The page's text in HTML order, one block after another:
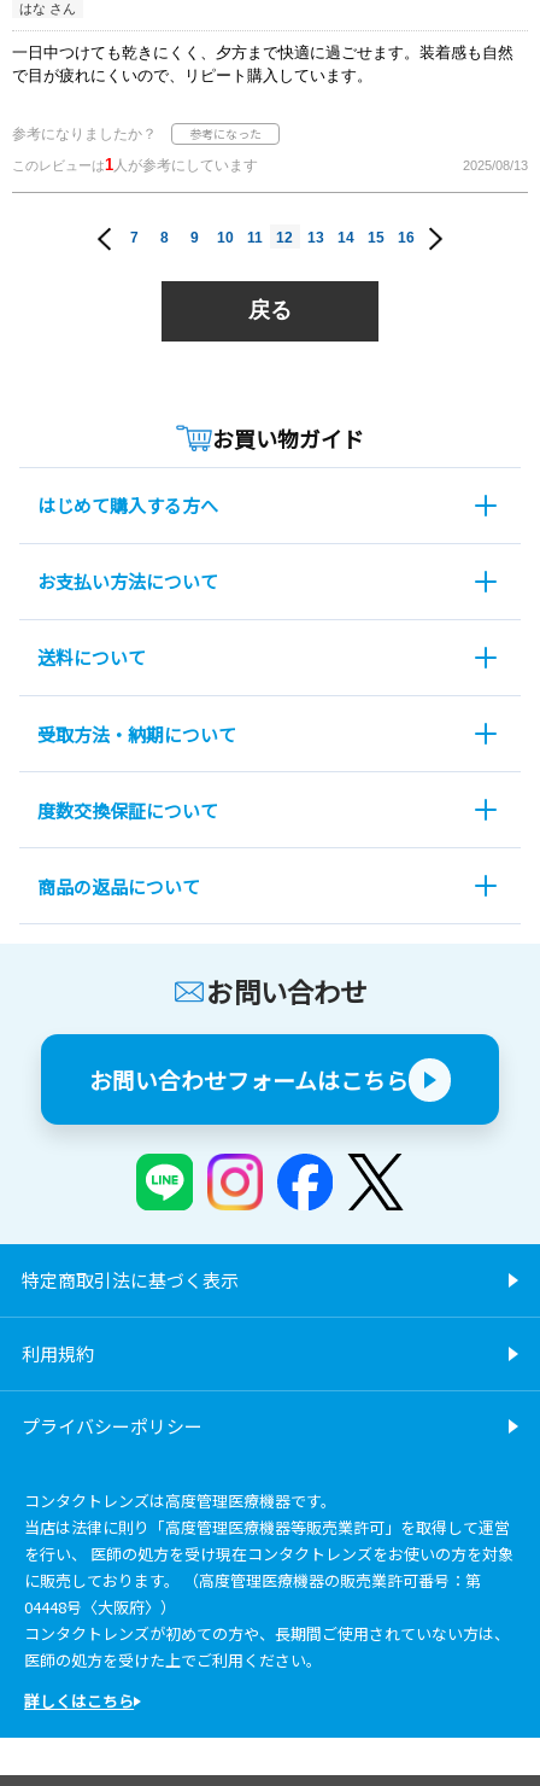
はな さん
一日中つけても乾きにくく、夕方まで快適に過ごせます。装着感も自然
で目が疲れにくいので、リピート購入しています。
参考になりましたか？
このレビューは1人が参考にしています 2025/08/13
7 8 9 10 11 12 13 14 15 16
戻る
お買い物ガイド
はじめて購入する方へ
お支払い方法について
送料について
受取方法・納期について
度数交換保証について
商品の返品について
お問い合わせ
お問い合わせフォームはこちら
特定商取引法に基づく表示
利用規約
プライバシーポリシー
コンタクトレンズは高度管理医療機器です。
当店は法律に則り「高度管理医療機器等販売業許可」を取得して運営
を行い、 医師の処方を受け現在コンタクトレンズをお使いの方を対象
に販売しております。 （高度管理医療機器の販売業許可番号：第
04448号〈大阪府〉）
コンタクトレンズが初めての方や、長期間ご使用されていない方は、
医師の処方を受けた上でご利用ください。
詳しくはこちら